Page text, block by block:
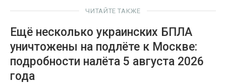
ЧИТАЙТЕ ТАКЖЕ
Ещё несколько украинских БПЛА
уничтожены на подлёте к Москве:
подробности налёта 5 августа 2026
года